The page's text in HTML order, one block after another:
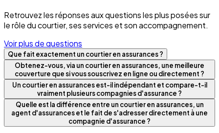
Retrouvez les réponses aux questions les plus posées sur
le rôle du courtier, ses services et son accompagnement.
Voir plus de questions
Que fait exactement un courtier en assurances ?
Obtenez-vous, via un courtier en assurances, une meilleure
couverture que si vous souscrivez en ligne ou directement ?
Un courtier en assurances est-il indépendant et compare-t-il
vraiment plusieurs compagnies d'assurance ?
Quelle est la différence entre un courtier en assurances, un
agent d'assurances et le fait de s'adresser directement à une
compagnie d'assurance ?